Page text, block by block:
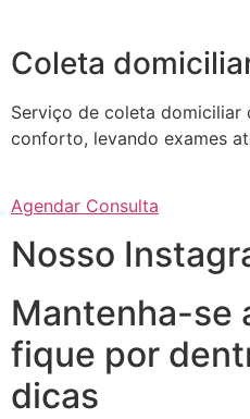
Coleta
Serviço de coleta domiciliar
conforto, levando exames
Agendar Consulta
Nosso
Mantenha-se
fique por
dicas